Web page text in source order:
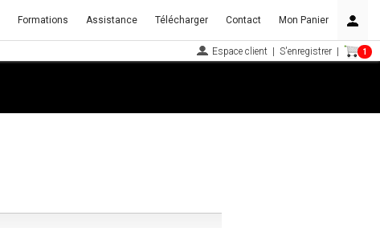
Formations Assistance Télécharger Contact Mon Panier
Espace client S'enregistrer 1